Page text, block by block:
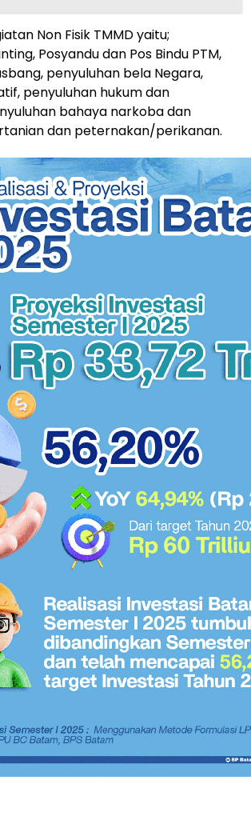
Non Fisik TMMD yaitu;
Posyandu dan Pos Bindu PTM,
penyuluhan bela Negara,
penyuluhan hukum dan
bahaya narkoba dan
dan peternakan/perikanan.